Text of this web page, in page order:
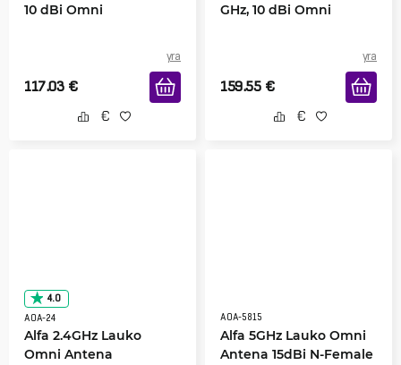
10 dBi Omni
yra
117.03 €
GHz, 10 dBi Omni
yra
159.55 €
4.0
AOA-24
Alfa 2.4GHz Lauko
Omni Antena
AOA-5815
Alfa 5GHz Lauko Omni
Antena 15dBi N-Female